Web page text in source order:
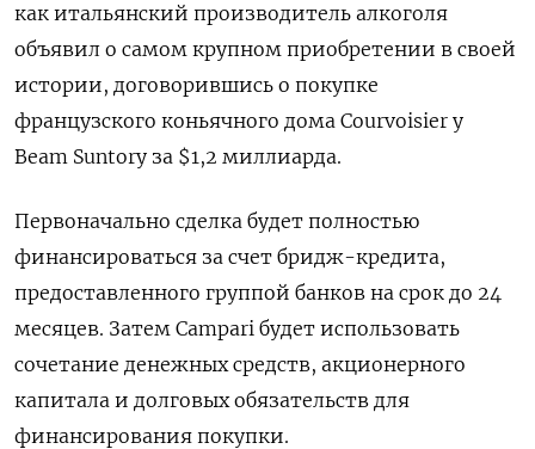
как итальянский производитель алкоголя
объявил о самом крупном приобретении в своей
истории, договорившись о покупке
французского коньячного дома Courvoisier у
Beam Suntory за $1,2 миллиарда.
Первоначально сделка будет полностью
финансироваться за счет бридж-кредита,
предоставленного группой банков на срок до 24
месяцев. Затем Campari будет использовать
сочетание денежных средств, акционерного
капитала и долговых обязательств для
финансирования покупки.